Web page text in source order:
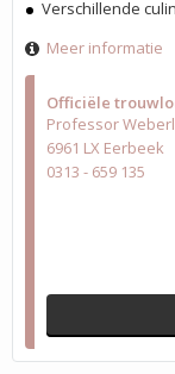
Officiële
Professor
6961 LX Eerbeek
0313 - 659 135
Verschillende
Meer informatie